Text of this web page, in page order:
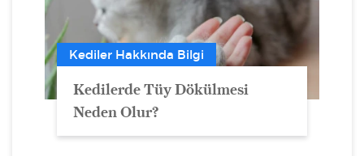
Kediler Hakkında Bilgi
Kedilerde Tüy Dökülmesi
Neden Olur?